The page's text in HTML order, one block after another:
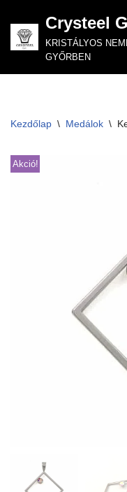
Skip
to
Crysteel
KRISTÁLYOS
GYŐRBEN
Kezdőlap \ Medálok \
Akció!